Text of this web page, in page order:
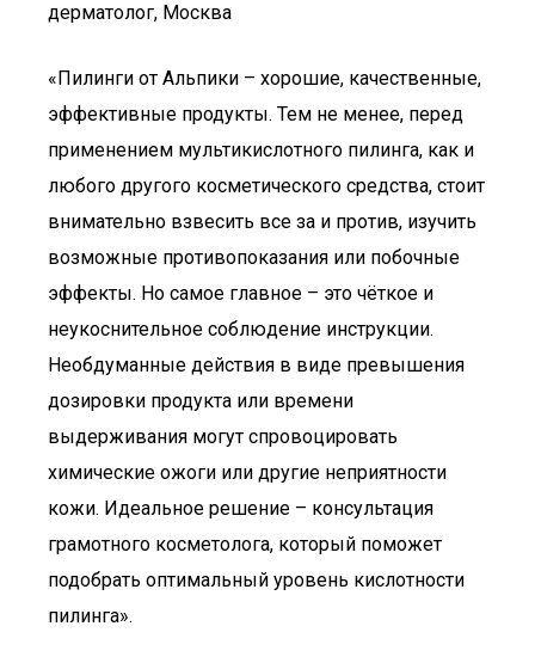
дерматолог, Москва
«Пилинги от Альпики – хорошие, качественные,
эффективные продукты. Тем не менее, перед
применением мультикислотного пилинга, как и
любого другого косметического средства, стоит
внимательно взвесить все за и против, изучить
возможные противопоказания или побочные
эффекты. Но самое главное – это чёткое и
неукоснительное соблюдение инструкции.
Необдуманные действия в виде превышения
дозировки продукта или времени
выдерживания могут спровоцировать
химические ожоги или другие неприятности
кожи. Идеальное решение – консультация
грамотного косметолога, который поможет
подобрать оптимальный уровень кислотности
пилинга».